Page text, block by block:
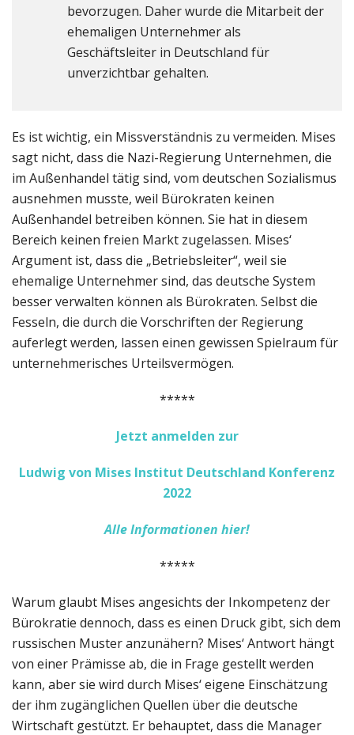
bevorzugen. Daher wurde die Mitarbeit der
ehemaligen Unternehmer als
Geschäftsleiter in Deutschland für
unverzichtbar gehalten.
Es ist wichtig, ein Missverständnis zu vermeiden. Mises
sagt nicht, dass die Nazi-Regierung Unternehmen, die
im Außenhandel tätig sind, vom deutschen Sozialismus
ausnehmen musste, weil Bürokraten keinen
Außenhandel betreiben können. Sie hat in diesem
Bereich keinen freien Markt zugelassen. Mises‘
Argument ist, dass die „Betriebsleiter“, weil sie
ehemalige Unternehmer sind, das deutsche System
besser verwalten können als Bürokraten. Selbst die
Fesseln, die durch die Vorschriften der Regierung
auferlegt werden, lassen einen gewissen Spielraum für
unternehmerisches Urteilsvermögen.
*****
Jetzt anmelden zur
Ludwig von Mises Institut Deutschland Konferenz
2022
Alle Informationen hier!
*****
Warum glaubt Mises angesichts der Inkompetenz der
Bürokratie dennoch, dass es einen Druck gibt, sich dem
russischen Muster anzunähern? Mises‘ Antwort hängt
von einer Prämisse ab, die in Frage gestellt werden
kann, aber sie wird durch Mises‘ eigene Einschätzung
der ihm zugänglichen Quellen über die deutsche
Wirtschaft gestützt. Er behauptet, dass die Manager